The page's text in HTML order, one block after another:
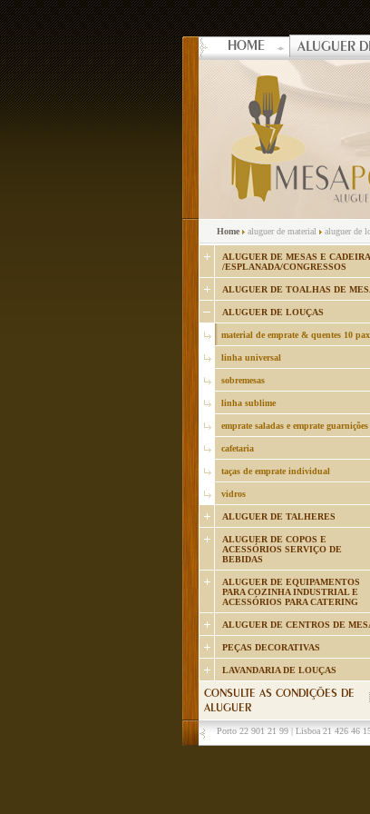
HOME ALUGUER
Home aluguer de material aluguer de
ALUGUER DE MESAS E
/ESPLANADA/CONGRESSOS
ALUGUER DE TOALHAS DE
ALUGUER DE LOUÇAS
material de emprate & quentes 10 pax
linha universal
sobremesas
linha sublime
emprate saladas e emprate guarnições
cafetaria
taças de emprate individual
vidros
ALUGUER DE TALHERES
ALUGUER DE COPOS E
ACESSÓRIOS SERVIÇO DE
BEBIDAS
ALUGUER DE EQUIPAMENTOS
PARA COZINHA INDUSTRIAL E
ACESSÓRIOS PARA CATERING
ALUGUER DE CENTROS DE
PEÇAS DECORATIVAS
LAVANDARIA DE LOUÇAS
CONSULTE AS CONDIÇÕES DE
ALUGUER
Porto 22 901 21 99 Lisboa 21 426 46